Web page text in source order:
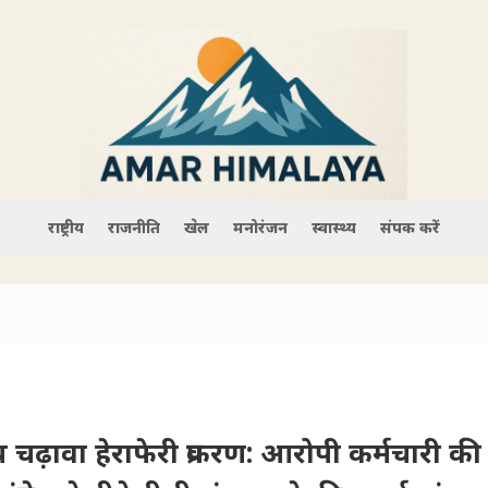
राष्ट्रीय राजनीति खेल मनोरंजन स्वास्थ्य संपर्क करें
चढ़ावा हेराफेरी प्रकरण: आरोपी कर्मचारी